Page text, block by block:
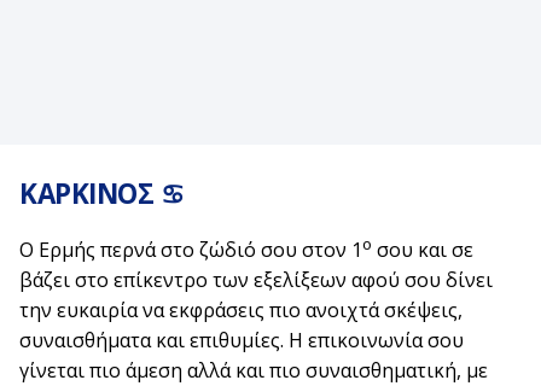
ΚΑΡΚΙΝΟΣ ♋
Ο Ερμής περνά στο ζώδιό σου στον 1ο σου και σε
βάζει στο επίκεντρο των εξελίξεων αφού σου δίνει
την ευκαιρία να εκφράσεις πιο ανοιχτά σκέψεις,
συναισθήματα και επιθυμίες. Η επικοινωνία σου
γίνεται πιο άμεση αλλά και πιο συναισθηματική, με